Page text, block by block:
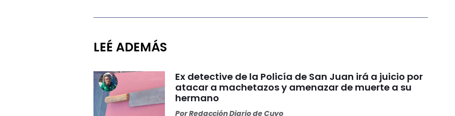
LEÉ ADEMÁS
Ex detective de la Policía de San Juan irá a juicio por
atacar a machetazos y amenazar de muerte a su
hermano
PorRedacción Diario de Cuyo